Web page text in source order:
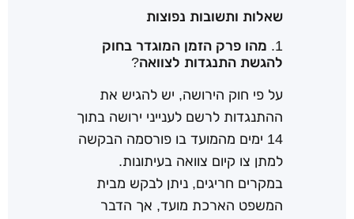
שאלות ותשובות נפוצות
1. מהו פרק הזמן המוגדר בחוק
להגשת התנגדות לצוואה?
על פי חוק הירושה, יש להגיש את
ההתנגדות לרשם לענייני ירושה בתוך
14 ימים מהמועד בו פורסמה הבקשה
למתן צו קיום צוואה בעיתונות.
במקרים חריגים, ניתן לבקש מבית
המשפט הארכת מועד, אך הדבר